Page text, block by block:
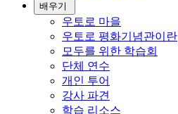
배우기
우토로 마을
우토로 평화기념관이란
모두를 위한 학습회
단체 연수
개인 투어
강사 파견
학습 리소스